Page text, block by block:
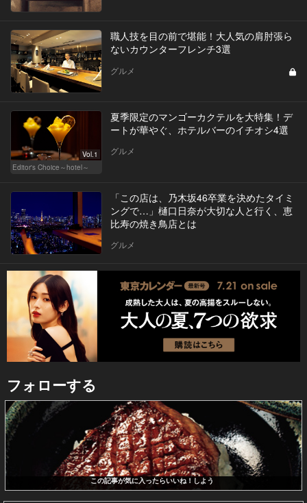
職人技を目の前で堪能！大人気の肩肘張ら
ないカウンターフレンチ3選
グルメ
Vol.1
Editor's Choice～hotel～
夏季限定のマンゴーカクテルを大特集！デ
ートが華やぐ、ホテルバーのイチオシ4選
グルメ
「この店は、乃木坂46卒業を決めたタイミ
ングで…」樋口日奈が大切な人と行く、恵
比寿の焼き鳥店とは
グルメ
フォローする
この記事が気に入ったらいいね！しよう